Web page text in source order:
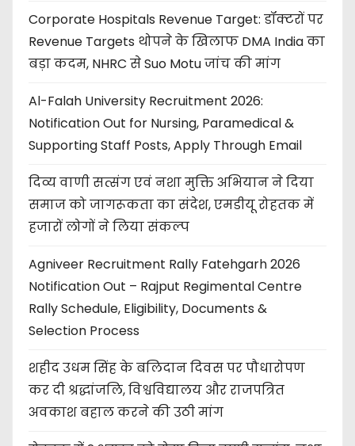
Corporate Hospitals Revenue Target: डॉक्टरों पर
Revenue Targets थोपने के खिलाफ DMA India का
बड़ा कदम, NHRC से Suo Motu जांच की मांग
Al-Falah University Recruitment 2026:
Notification Out for Nursing, Paramedical &
Supporting Staff Posts, Apply Through Email
दिव्य वाणी सत्संग एवं नशा मुक्ति अभियान ने दिया
समाज को जागरूकता का संदेश, एमडीयू रोहतक में
हजारों लोगों ने लिया संकल्प
Agniveer Recruitment Rally Fatehgarh 2026
Notification Out – Rajput Regimental Centre
Rally Schedule, Eligibility, Documents &
Selection Process
शहीद उधम सिंह के बलिदान दिवस पर पौधारोपण
कर दी श्रद्धांजलि, विश्वविद्यालय और राजपत्रित
अवकाश बहाल करने की उठी मांग